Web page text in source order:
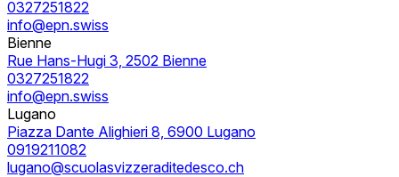
0327251822
info@epn.swiss
Bienne
Rue Hans-Hugi 3, 2502 Bienne
0327251822
info@epn.swiss
Lugano
Piazza Dante Alighieri 8, 6900 Lugano
0919211082
lugano@scuolasvizzeraditedesco.ch